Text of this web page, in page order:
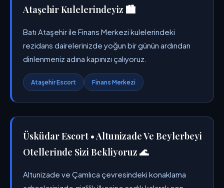
Ataşehir Kulelerindeyiz 🏙️
Batı Ataşehir ile Finans Merkezi kulelerindeki
rezidans dairelerinizde yoğun bir günün ardından
dinlenmeniz adına kapınızı çalıyoruz.
Ataşehir Escort Finans Merkezi
Üsküdar Escort • Altunizade Ve Beylerbeyi
Otellerinde Sizi Bekliyoruz 🌊
Altunizade ve Çamlıca çevresindeki konaklama